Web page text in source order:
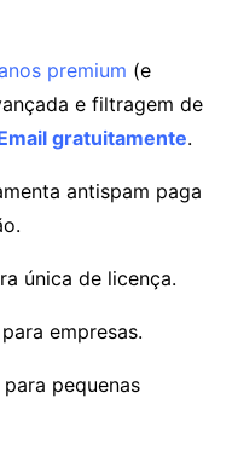
premium (e
e filtragem de
gratuitamente.
antispam paga
única de licença.
empresas.
pequenas